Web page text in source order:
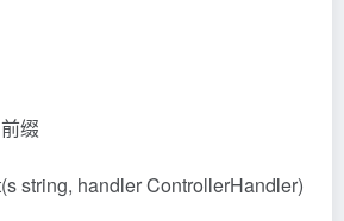
缀
string, handler ControllerHandler)